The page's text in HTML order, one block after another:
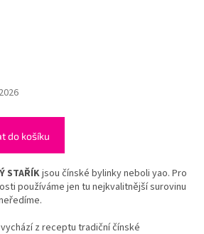
do košíku
STAŘÍKjsou čínské bylinky neboli yao. Pro
používáme jen tu nejkvalitnější surovinu
vychází z receptu tradiční čínské